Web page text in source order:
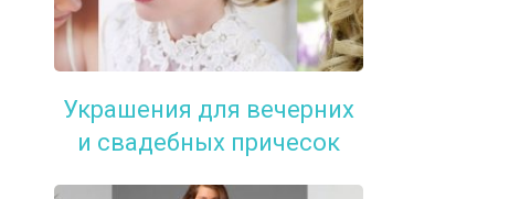
Украшения для вечерних
и свадебных причесок